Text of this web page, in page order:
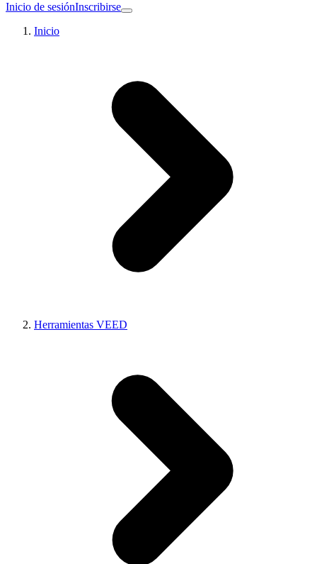
Inicio de sesiónInscribirse
Inicio
Herramientas VEED